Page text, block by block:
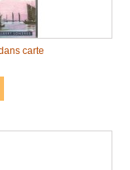
carte